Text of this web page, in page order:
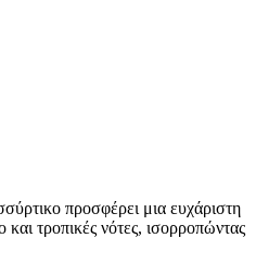
προσφέρει μια ευχάριστη
τροπικές νότες, ισορροπώντας